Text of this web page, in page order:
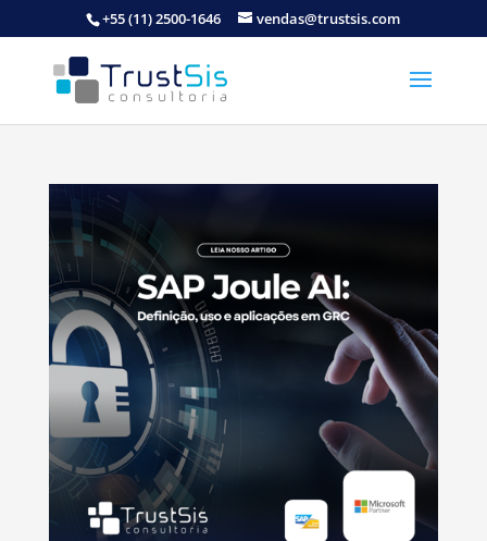
+55 (11) 2500-1646 vendas@trustsis.com